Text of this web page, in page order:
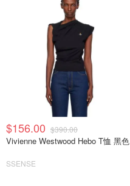
$156.00 $390.00
Vivienne Westwood Hebo T恤 黑色
SSENSE